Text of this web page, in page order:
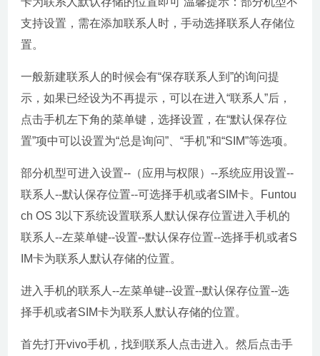
支持设置，需在添加联系人时，手动选择联系人存储位
置。
一般新建联系人的时候会有“保存联系人到”的询问提
示，如果已经设为不再提示，可以在进入“联系人”后，
点击手机左下角的菜单键，选择设置，在“默认保存位
置”项中可以设置为“总是询问”、“手机”和“SIM”等选项。
部分机型可进入设置--（应用与权限）--系统应用设置--
联系人--默认保存位置--可选择手机或者SIM卡。Funtou
ch OS 3以下系统设置联系人默认保存位置进入手机的
联系人--左菜单键--设置--默认保存位置--选择手机或者S
IM卡为联系人默认存储的位置。
进入手机的联系人--左菜单键--设置--默认保存位置--选
择手机或者SIM卡为联系人默认存储的位置。
首先打开vivo手机，找到联系人点击进入。然后点击手